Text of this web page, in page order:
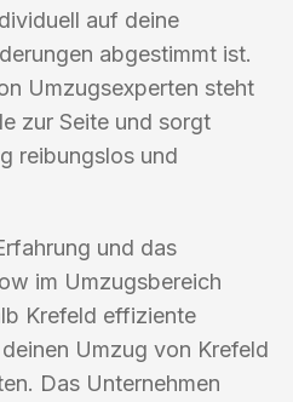
auf deine
abgestimmt ist.
Umzugsexperten steht
zur Seite und sorgt
reibungslos und
und das
im Umzugsbereich
Krefeld effiziente
Umzug von Krefeld
Das Unternehmen